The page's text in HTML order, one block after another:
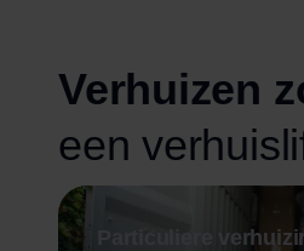
Verhuizen
een
Particuliere